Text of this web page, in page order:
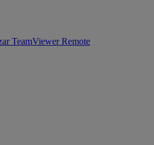
TeamViewer Remote